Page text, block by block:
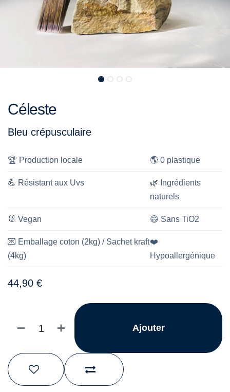
Céleste
Bleu crépusculaire
🏆 Production locale 🌎 0 plastique
💪 Résistant aux Uvs 🌿 Ingrédients
naturels
🐰 Vegan 😄 Sans TiO2
💌 Emballage coton (2kg) / Sachet kraft
(4kg)
❤️
Hypoallergénique
44,90 €
Ajouter